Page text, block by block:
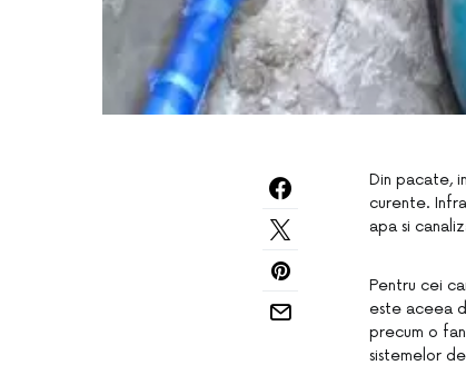
Din pacate,
curente.
apa si
Pentru cei
este aceea
precum o
sistemelor